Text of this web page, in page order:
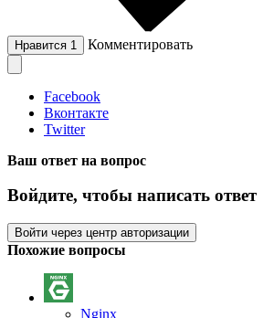
Нравится 1 Комментировать
Facebook
Вконтакте
Twitter
Ваш ответ на вопрос
Войдите, чтобы написать ответ
Войти через центр авторизации
Похожие вопросы
Nginx